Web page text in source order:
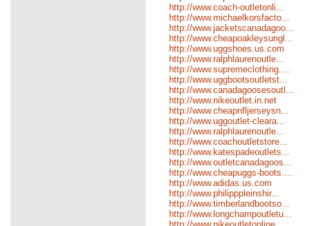
http://www.coach-outletonli...
http://www.michaelkorsfacto...
http://www.jacketscanadagoo...
http://www.cheapoakleysungl...
http://www.uggshoes.us.com
http://www.ralphlaurenoutle...
http://www.supremeclothing....
http://www.uggbootsoutletst...
http://www.canadagoosesoutl...
http://www.nikeoutlet.in.net
http://www.cheapnfljerseysn...
http://www.uggoutlet-cleara...
http://www.ralphlaurenoutle...
http://www.coachoutletstore...
http://www.katespadeoutlets...
http://www.outletcanadagoos...
http://www.cheapuggs-boots....
http://www.adidas.us.com
http://www.philipppleinshir...
http://www.timberlandbootso...
http://www.longchampoutletu...